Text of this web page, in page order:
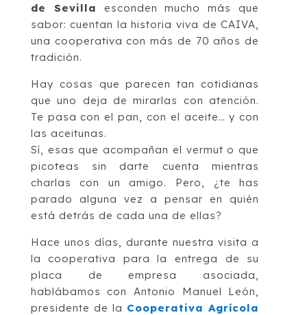
de Sevilla esconden mucho más que
sabor: cuentan la historia viva de CAIVA,
una cooperativa con más de 70 años de
tradición.
Hay cosas que parecen tan cotidianas
que uno deja de mirarlas con atención.
Te pasa con el pan, con el aceite… y con
las aceitunas.
Sí, esas que acompañan el vermut o que
picoteas sin darte cuenta mientras
charlas con un amigo. Pero, ¿te has
parado alguna vez a pensar en quién
está detrás de cada una de ellas?
Hace unos días, durante nuestra visita a
la cooperativa para la entrega de su
placa de empresa asociada,
hablábamos con Antonio Manuel León,
presidente de la Cooperativa Agrícola